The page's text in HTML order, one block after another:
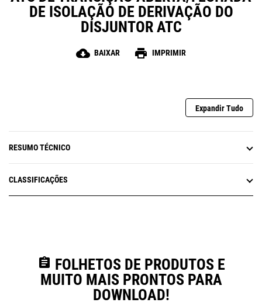
derivação
DE ISOLAÇÃO DE DERIVAÇÃO DO
DISJUNTOR ATC
cloud_download BAIXAR print IMPRIMIR
Expandir Tudo
RESUMO TÉCNICO
CLASSIFICAÇÕES
assignment FOLHETOS DE PRODUTOS E
MUITO MAIS PRONTOS PARA
DOWNLOAD!